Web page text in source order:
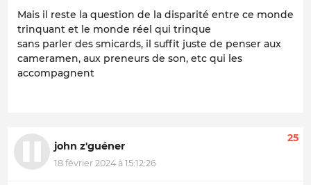
Mais il reste la question de la disparité entre ce monde
trinquant et le monde réel qui trinque
sans parler des smicards, il suffit juste de penser aux
cameramen, aux preneurs de son, etc qui les
accompagnent
john z'guéner
18 février 2024 à 15:12:26
25